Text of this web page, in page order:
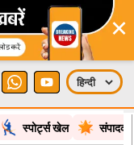
×
स्पोर्ट्स खेल